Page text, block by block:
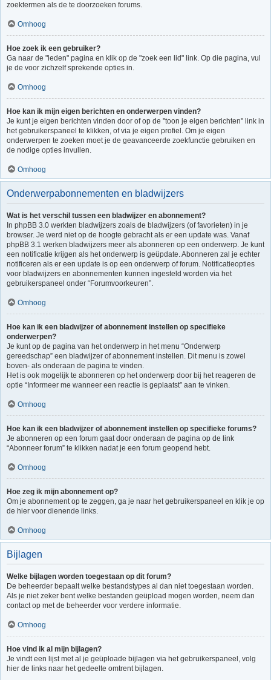
zoektermen als de te doorzoeken forums.
Omhoog
Hoe zoek ik een gebruiker?
Ga naar de "leden" pagina en klik op de "zoek een lid" link. Op die pagina, vul
je de voor zichzelf sprekende opties in.
Omhoog
Hoe kan ik mijn eigen berichten en onderwerpen vinden?
Je kunt je eigen berichten vinden door of op de "toon je eigen berichten" link in
het gebruikerspaneel te klikken, of via je eigen profiel. Om je eigen
onderwerpen te zoeken moet je de geavanceerde zoekfunctie gebruiken en
de nodige opties invullen.
Omhoog
Onderwerpabonnementen en bladwijzers
Wat is het verschil tussen een bladwijzer en abonnement?
In phpBB 3.0 werkten bladwijzers zoals de bladwijzers (of favorieten) in je
browser. Je werd niet op de hoogte gebracht als er een update was. Vanaf
phpBB 3.1 werken bladwijzers meer als abonneren op een onderwerp. Je kunt
een notificatie krijgen als het onderwerp is geüpdate. Abonneren zal je echter
notificeren als er een update is op een onderwerp of forum. Notificatieopties
voor bladwijzers en abonnementen kunnen ingesteld worden via het
gebruikerspaneel onder “Forumvoorkeuren”.
Omhoog
Hoe kan ik een bladwijzer of abonnement instellen op specifieke
onderwerpen?
Je kunt op de pagina van het onderwerp in het menu “Onderwerp
gereedschap” een bladwijzer of abonnement instellen. Dit menu is zowel
boven- als onderaan de pagina te vinden.
Het is ook mogelijk te abonneren op het onderwerp door bij het reageren de
optie “Informeer me wanneer een reactie is geplaatst” aan te vinken.
Omhoog
Hoe kan ik een bladwijzer of abonnement instellen op specifieke forums?
Je abonneren op een forum gaat door onderaan de pagina op de link
“Abonneer forum” te klikken nadat je een forum geopend hebt.
Omhoog
Hoe zeg ik mijn abonnement op?
Om je abonnement op te zeggen, ga je naar het gebruikerspaneel en klik je op
de hier voor dienende links.
Omhoog
Bijlagen
Welke bijlagen worden toegestaan op dit forum?
De beheerder bepaalt welke bestandstypes al dan niet toegestaan worden.
Als je niet zeker bent welke bestanden geüpload mogen worden, neem dan
contact op met de beheerder voor verdere informatie.
Omhoog
Hoe vind ik al mijn bijlagen?
Je vindt een lijst met al je geüploade bijlagen via het gebruikerspaneel, volg
hier de links naar het gedeelte omtrent bijlagen.